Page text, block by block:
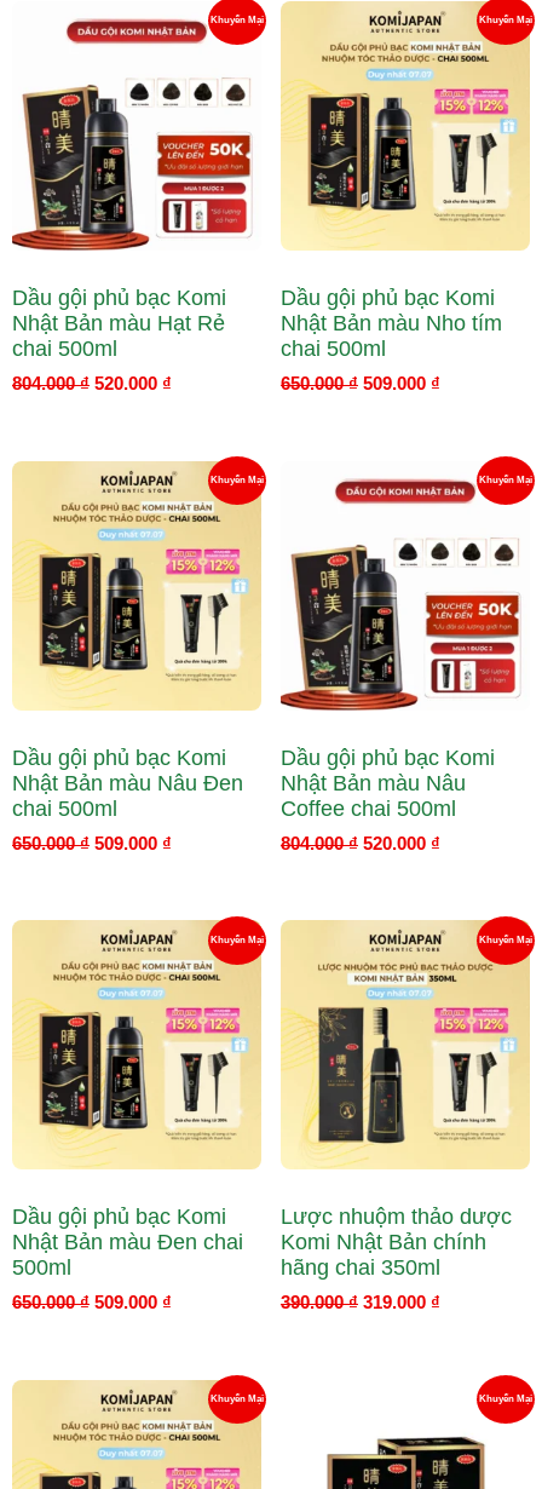
Khuyến MạiSản
Đang
Dầu gội phủ bạc Komi
Nhật Bản màu Hạt Rẻ
chai 500ml
804.000₫
gốc
804.000 ₫.
520.000 ₫
hiện
là:
520.000 ₫.
Khuyến Mại
Dầu gội phủ bạc Komi
Nhật Bản màu Nho tím
chai 500ml
650.000₫
gốc
là:
650.000 ₫.
509.000 ₫
Giá
hiện
tại
509.000 ₫.
Khuyến MạiSản
Dầu gội phủ bạc Komi
Nhật Bản màu Nâu Đen
chai 500ml
650.000₫
gốc
là:
650.000 ₫.
509.000 ₫
Giá
hiện
tại
509.000 ₫.
Khuyến Mại
Dầu gội phủ bạc Komi
Nhật Bản màu Nâu
Coffee chai 500ml
804.000₫
gốc
804.000 ₫.
520.000 ₫
hiện
là:
520.000 ₫.
Khuyến MạiSản
Đang
Dầu gội phủ bạc Komi
Nhật Bản màu Đen chai
500ml
650.000₫
Giá
gốc
là:
650.000 ₫.
509.000 ₫
Giá
hiện
tại
509.000 ₫.
Khuyến Mại
Lược nhuộm thảo dược
Komi Nhật Bản chính
hãng chai 350ml
390.000₫
Giá
gốc
là:
390.000 ₫.
319.000 ₫
Giá
tại
319.000 ₫.
Khuyến MạiSản
gốc
là:
650.000 ₫.
Giá
hiện
tại
509.000 ₫.
Khuyến Mại
450.000 ₫.
tại
là:
269.000 ₫.